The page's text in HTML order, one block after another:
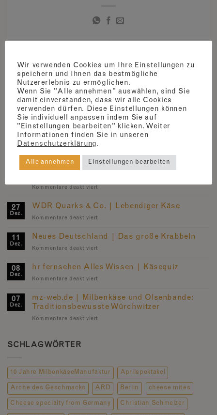
„Hmmm, lecker“?
Meyer kostet den
DAS NEUSTE
The Modern Stone Age Family | Würchwitzer
Kommentare deaktiviert
Modern
Stone
|
Adventure
27
Dez.
WDR Quarks & Co. | Lebendiger Käse
Kommentare deaktiviert
Quarks
Lebendiger
11
Dez.
Neues Deutschland | Das große Krabbeln
Kommentare deaktiviert
Deutschland
Krabbeln
08
Dez.
hr fernsehen Alles Wissen | Käsequiz
Kommentare deaktiviert
fernsehen
Alles
07
Dez.
mz-web.de | Milbenkäse und Olsenbande:
Traditionsbewusste Würchwitzer
Kommentare deaktiviert
Olsenbande:
Traditionsbewusste
Würchwitzer
SCHLAGWÖRTER
10 Jahre MilbenkäseManufaktur Aprilspektakel
Arche des Geschmacks ARD Berlin cheese mites
Cheese specialty from Germany Christian Schmelzer
Wir verwenden Cookies um Ihre Einstellungen zu
speichern und Ihnen das bestmögliche
Nutzererlebnis zu ermöglichen.
Wenn Sie "Alle annehmen" auswählen, sind Sie
damit einverstanden, dass wir alle Cookies
verwenden dürfen. Diese Einstellungen können
Sie individuell anpassen indem Sie auf
"Einstellungen bearbeiten" klicken. Weiter
Informationen finden Sie in unseren
Datenschutzerklärung.
Alle annehmen Einstellungen bearbeiten